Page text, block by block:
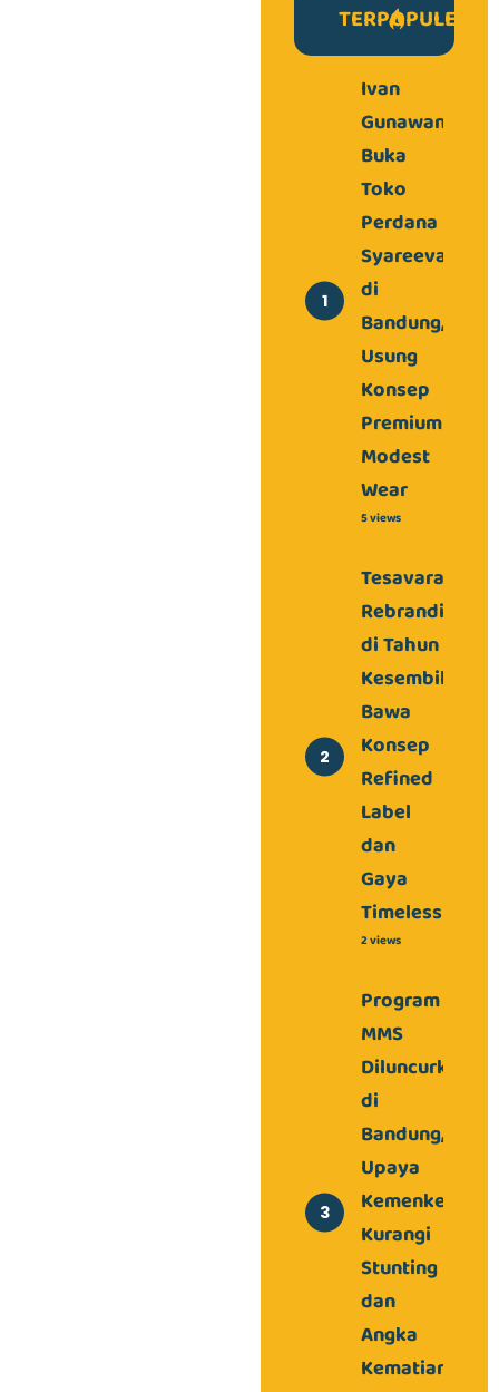
TERPOPULER
Ivan
Gunawan
Buka
Toko
Perdana
Syareeva
di
Bandung,
Usung
Konsep
Premium
Modest
Wear
5 views
Tesavara
Rebranding
di Tahun
Kesembilan,
Bawa
Konsep
Refined
Label
dan
Gaya
Timeless
2 views
Program
MMS
Diluncurkan
di
Bandung,
Upaya
Kemenkes
Kurangi
Stunting
dan
Angka
Kematian